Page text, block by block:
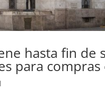
hasta fin
para